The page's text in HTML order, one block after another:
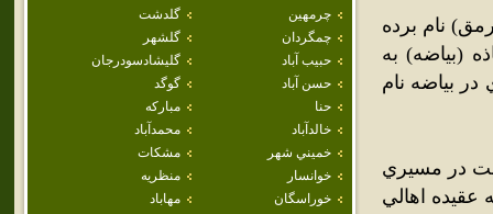
چرمهين
گلدشت
چمگردان
گلشهر
حبيب آباد
گليشادسودرجان
حسن آباد
گوگد
حنا
مباركه
خالدآباد
محمدآباد
خميني شهر
مشكات
خوانسار
منظريه
خوراسگان
مهاباد
(جرمق) نام برده
و از بياذه (بياضه) به
بياضه نام
در مسيري
و قدمتي 900 ساله دارد به عقيده اهالي